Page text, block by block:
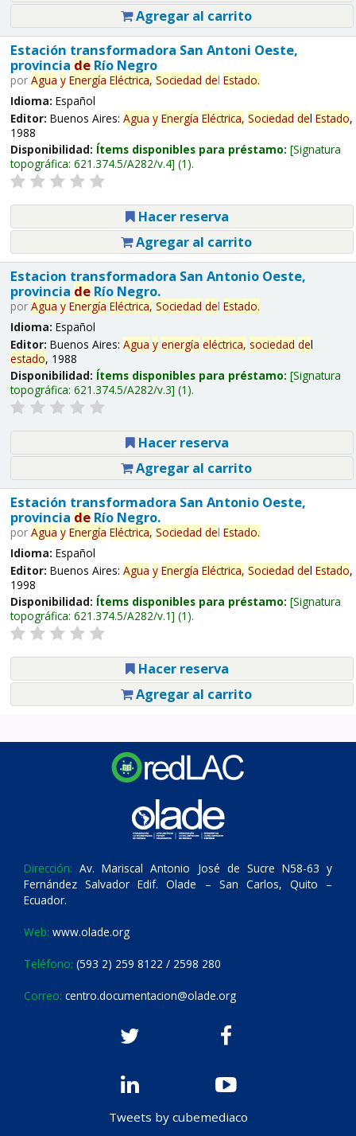
Agregar al carrito
Estación transformadora San Antoni Oeste,
provincia deRío Negro
por Agua y Energía Eléctrica, Sociedad del Estado.
Idioma: Español
Editor: Buenos Aires: Agua y Energía Eléctrica, Sociedad del Estado,
1988
Disponibilidad: Ítems disponibles para préstamo: Signatura
topográfica: 621.374.5/A282/v.4 (1).
Hacer reserva
Agregar al carrito
Estacion transformadora San Antonio Oeste,
provincia deRío Negro.
por Agua y Energía Eléctrica, Sociedad del Estado.
Idioma: Español
Editor: Buenos Aires: Agua y energía eléctrica, sociedad del
estado, 1988
Disponibilidad: Ítems disponibles para préstamo: Signatura
topográfica: 621.374.5/A282/v.3 (1).
Hacer reserva
Agregar al carrito
Estación transformadora San Antonio Oeste,
provincia deRío Negro.
por Agua y Energía Eléctrica, Sociedad del Estado.
Idioma: Español
Editor: Buenos Aires: Agua y Energía Eléctrica, Sociedad del Estado,
1998
Disponibilidad: Ítems disponibles para préstamo: Signatura
topográfica: 621.374.5/A282/v.1 (1).
Hacer reserva
Agregar al carrito
Dirección: Av. Mariscal Antonio José de Sucre N58-63 y
Fernández Salvador Edif. Olade – San Carlos, Quito –
Ecuador.
Web: www.olade.org
Teléfono: (593 2) 259 8122 / 2598 280
Correo: centro.documentacion@olade.org
Tweets by cubemediaco